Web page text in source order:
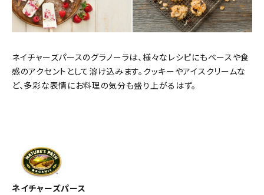
ネイチャーズパースのグラノーラは、様々なレシピにもベースや食
感のアクセントとして溶け込みます。クッキーやアイスクリームな
ど、多彩な表情にお料理の気分も盛り上がるはず。
ネイチャーズパース